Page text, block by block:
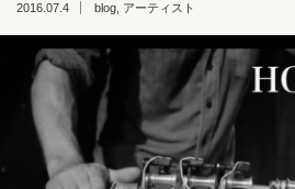
2016.07.4 blog アーティスト